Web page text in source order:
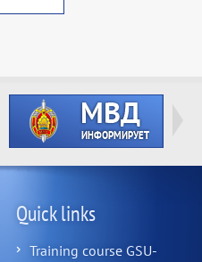
Quick links
Training course GSU-